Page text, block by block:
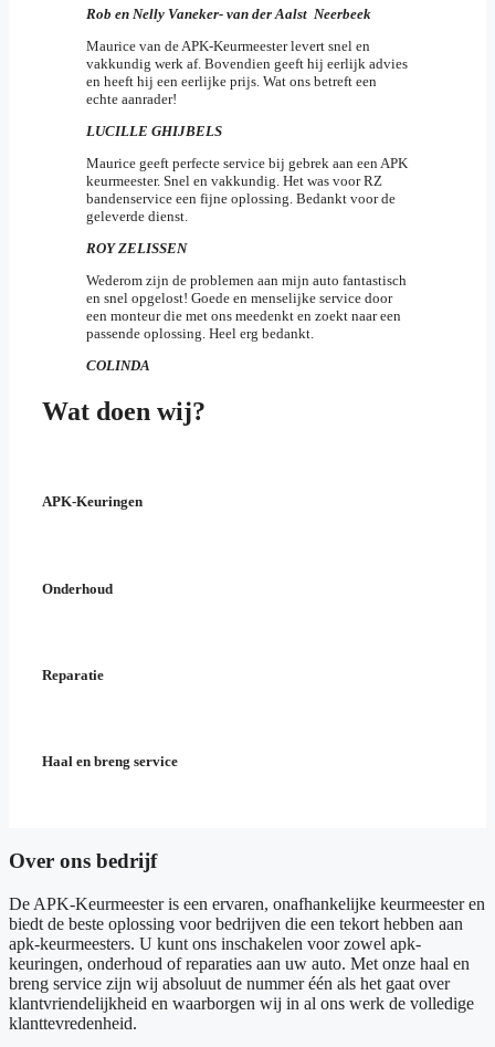
Rob en Nelly Vaneker- van der Aalst Neerbeek
Maurice van de APK-Keurmeester levert snel en
vakkundig werk af. Bovendien geeft hij eerlijk advies
en heeft hij een eerlijke prijs. Wat ons betreft een
echte aanrader!
LUCILLE GHIJBELS
Maurice geeft perfecte service bij gebrek aan een APK
keurmeester. Snel en vakkundig. Het was voor RZ
bandenservice een fijne oplossing. Bedankt voor de
geleverde dienst.
ROY ZELISSEN
Wederom zijn de problemen aan mijn auto fantastisch
en snel opgelost! Goede en menselijke service door
een monteur die met ons meedenkt en zoekt naar een
passende oplossing. Heel erg bedankt.
COLINDA
Wat doen wij?
APK-Keuringen
Onderhoud
Reparatie
Haal en breng service
Over ons bedrijf
De APK-Keurmeester is een ervaren, onafhankelijke keurmeester en
biedt de beste oplossing voor bedrijven die een tekort hebben aan
apk-keurmeesters. U kunt ons inschakelen voor zowel apk-
keuringen, onderhoud of reparaties aan uw auto. Met onze haal en
breng service zijn wij absoluut de nummer één als het gaat over
klantvriendelijkheid en waarborgen wij in al ons werk de volledige
klanttevredenheid.